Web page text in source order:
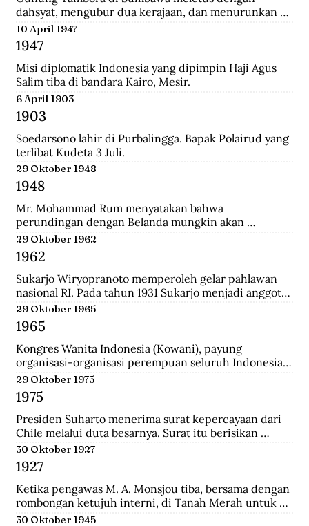
dahsyat, mengubur dua kerajaan, dan menurunkan
suhu global sehingga disebut tahun tanpa musim
panas.
10 April 1947
1947
Misi diplomatik Indonesia yang dipimpin Haji Agus
Salim tiba di bandara Kairo, Mesir.
6 April 1903
1903
Soedarsono lahir di Purbalingga. Bapak Polairud yang
terlibat Kudeta 3 Juli.
29 Oktober 1948
1948
Mr. Mohammad Rum menyatakan bahwa
perundingan dengan Belanda mungkin akan
dilanjutkan bulan depan, dan akan mendatangkan
kepastian.
29 Oktober 1962
1962
Sukarjo Wiryopranoto memperoleh gelar pahlawan
nasional RI. Pada tahun 1931 Sukarjo menjadi anggota
Volksraad bersama dr. Sutomo, ia mendirikan
Persatuan Bangsa Indonesia (PBI). Kemudia tahun
1936, pindah ke Partai Indonesia Raya (Parindra).
Seteleh kemerdekaan, Sukarjo pernah menduduki
jabatan Duta Besar Indonesia Republik Indonesia di
Vatikan, Duta Besar Luar Biasa di Italia.
29 Oktober 1965
1965
Kongres Wanita Indonesia (Kowani), payung
organisasi-organisasi perempuan seluruh Indonesia,
mengeluarkan Gerwani sebagai anggota.
29 Oktober 1975
1975
Presiden Suharto menerima surat kepercayaan dari
Chile melalui duta besarnya. Surat itu berisikan
adanya hubungan diplomatik antara Indonesia-CHile.
30 Oktober 1927
1927
Ketika pengawas M. A. Monsjou tiba, bersama dengan
rombongan ketujuh interni, di Tanah Merah untuk
menggantikan Kapten Becking sebagai penguasa
30 Oktober 1945